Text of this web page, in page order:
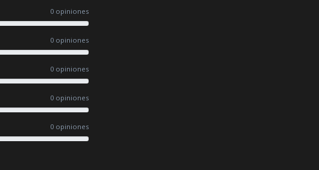
0 opiniones
0 opiniones
0 opiniones
0 opiniones
0 opiniones